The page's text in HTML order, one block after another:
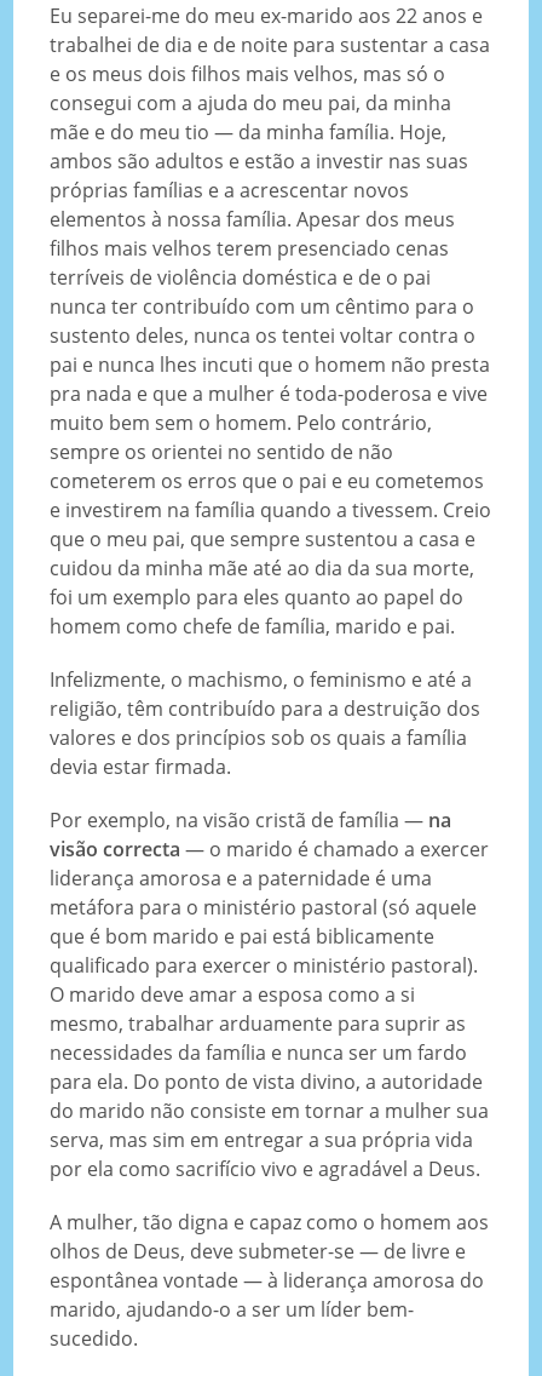
Eu separei-me do meu ex-marido aos 22 anos e
trabalhei de dia e de noite para sustentar a casa
e os meus dois filhos mais velhos, mas só o
consegui com a ajuda do meu pai, da minha
mãe e do meu tio — da minha família. Hoje,
ambos são adultos e estão a investir nas suas
próprias famílias e a acrescentar novos
elementos à nossa família. Apesar dos meus
filhos mais velhos terem presenciado cenas
terríveis de violência doméstica e de o pai
nunca ter contribuído com um cêntimo para o
sustento deles, nunca os tentei voltar contra o
pai e nunca lhes incuti que o homem não presta
pra nada e que a mulher é toda-poderosa e vive
muito bem sem o homem. Pelo contrário,
sempre os orientei no sentido de não
cometerem os erros que o pai e eu cometemos
e investirem na família quando a tivessem. Creio
que o meu pai, que sempre sustentou a casa e
cuidou da minha mãe até ao dia da sua morte,
foi um exemplo para eles quanto ao papel do
homem como chefe de família, marido e pai.
Infelizmente, o machismo, o feminismo e até a
religião, têm contribuído para a destruição dos
valores e dos princípios sob os quais a família
devia estar firmada.
Por exemplo, na visão cristã de família — na
visão correcta — o marido é chamado a exercer
liderança amorosa e a paternidade é uma
metáfora para o ministério pastoral (só aquele
que é bom marido e pai está biblicamente
qualificado para exercer o ministério pastoral).
O marido deve amar a esposa como a si
mesmo, trabalhar arduamente para suprir as
necessidades da família e nunca ser um fardo
para ela. Do ponto de vista divino, a autoridade
do marido não consiste em tornar a mulher sua
serva, mas sim em entregar a sua própria vida
por ela como sacrifício vivo e agradável a Deus.
A mulher, tão digna e capaz como o homem aos
olhos de Deus, deve submeter-se — de livre e
espontânea vontade — à liderança amorosa do
marido, ajudando-o a ser um líder bem-
sucedido.